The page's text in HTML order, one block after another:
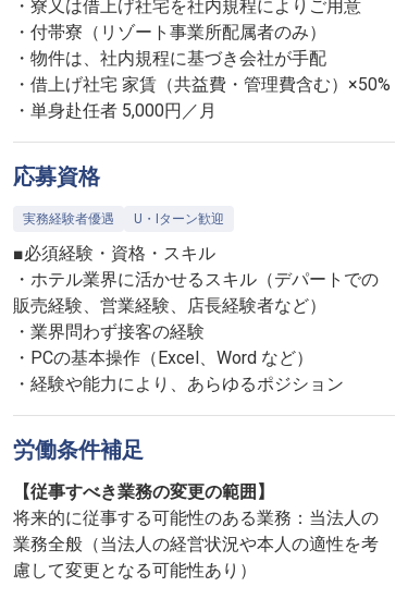
・寮又は借上げ社宅を社内規程によりご用意
・付帯寮（リゾート事業所配属者のみ）
・物件は、社内規程に基づき会社が手配
・借上げ社宅 家賃（共益費・管理費含む）×50%
・単身赴任者 5,000円／月
応募資格
実務経験者優遇 U・Iターン歓迎
■必須経験・資格・スキル
・ホテル業界に活かせるスキル（デパートでの
販売経験、営業経験、店長経験者など）
・業界問わず接客の経験
・PCの基本操作（Excel、Word など）
・経験や能力により、あらゆるポジション
労働条件補足
【従事すべき業務の変更の範囲】
将来的に従事する可能性のある業務：当法人の
業務全般（当法人の経営状況や本人の適性を考
慮して変更となる可能性あり）